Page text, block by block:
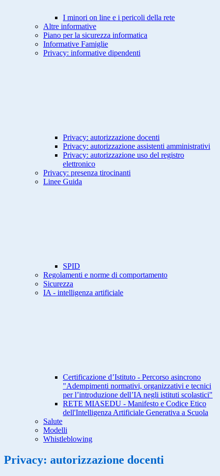
I minori on line e i pericoli della rete
Altre informative
Piano per la sicurezza informatica
Informative Famiglie
Privacy: informative dipendenti
Privacy: autorizzazione docenti
Privacy: autorizzazione assistenti amministrativi
Privacy: autorizzazione uso del registro
elettronico
Privacy: presenza tirocinanti
Linee Guida
SPID
Regolamenti e norme di comportamento
Sicurezza
IA - intelligenza artificiale
Certificazione d’Istituto - Percorso asincrono
"Adempimenti normativi, organizzativi e tecnici
per l’introduzione dell’IA negli istituti scolastici"
RETE MIASEDU - Manifesto e Codice Etico
dell'Intelligenza Artificiale Generativa a Scuola
Salute
Modelli
Whistleblowing
Privacy: autorizzazione docenti